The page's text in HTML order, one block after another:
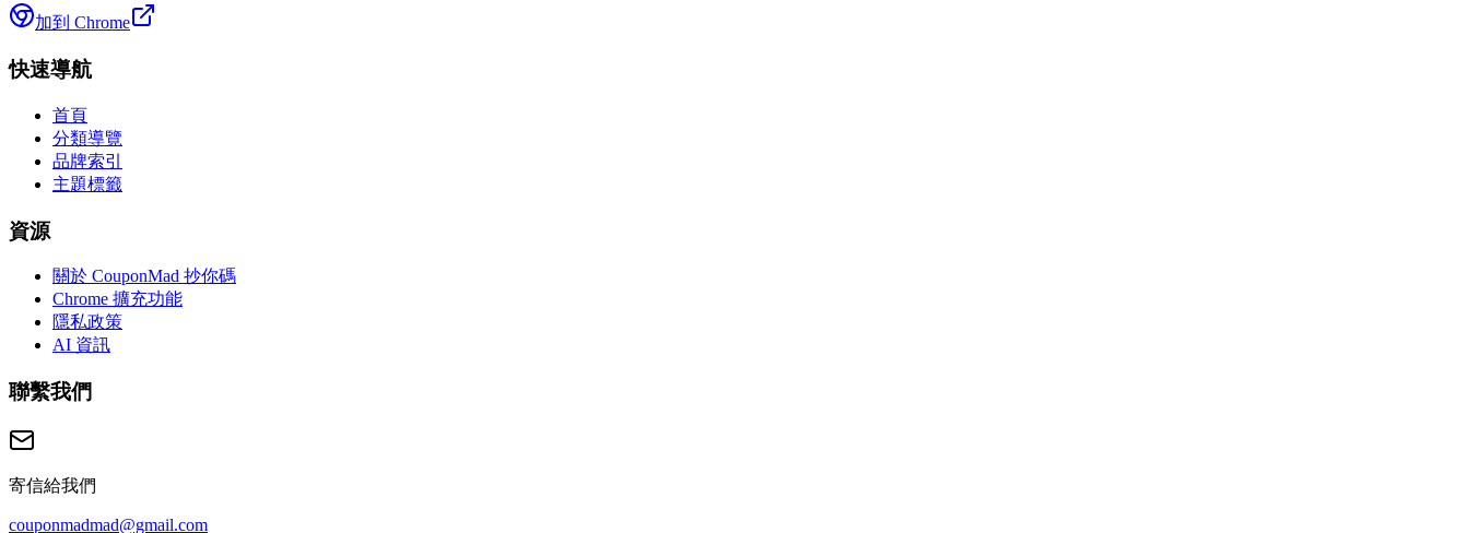
加到 Chrome
快速導航
首頁
分類導覽
品牌索引
主題標籤
資源
關於 CouponMad 抄你碼
Chrome 擴充功能
隱私政策
AI 資訊
聯繫我們
寄信給我們
couponmadmad@gmail.com